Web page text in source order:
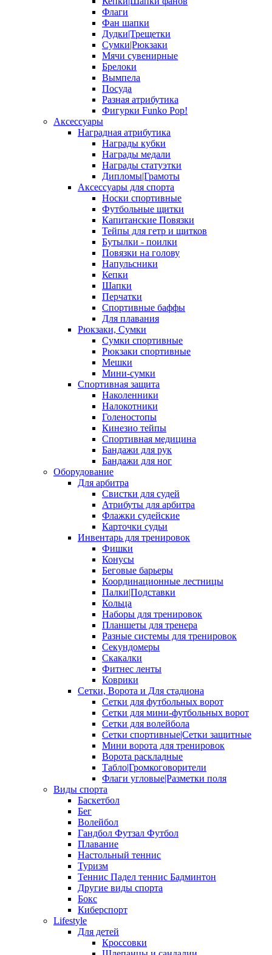
Флаги
Фан шапки
Дудки|Трещетки
Сумки|Рюкзаки
Мячи сувенирные
Брелоки
Вымпела
Посуда
Разная атрибутика
Фигурки Funko Pop!
Аксессуары
Наградная атрибутика
Награды кубки
Награды медали
Награды статуэтки
Дипломы|Грамоты
Аксессуары для спорта
Носки спортивные
Футбольные щитки
Капитанские Повязки
Тейпы для гетр и щитков
Бутылки - поилки
Повязки на голову
Напульсники
Кепки
Шапки
Перчатки
Спортивные баффы
Для плавания
Рюкзаки, Сумки
Сумки спортивные
Рюкзаки спортивные
Мешки
Мини-сумки
Спортивная защита
Наколенники
Налокотники
Голеностопы
Кинезио тейпы
Спортивная медицина
Бандажи для рук
Бандажи для ног
Оборудование
Для арбитра
Свистки для судей
Атрибуты для арбитра
Флажки судейские
Карточки судьи
Инвентарь для тренировок
Фишки
Конусы
Беговые барьеры
Координационные лестницы
Палки|Подставки
Кольца
Наборы для тренировок
Планшеты для тренера
Разные системы для тренировок
Секундомеры
Скакалки
Фитнес ленты
Коврики
Сетки, Ворота и Для стадиона
Сетки для футбольных ворот
Сетки для мини-футбольных ворот
Сетки для волейбола
Сетки спортивные|Сетки защитные
Мини ворота для тренировок
Ворота раскладные
Табло|Громкоговорители
Флаги угловые|Разметки поля
Виды спорта
Баскетбол
Бег
Волейбол
Гандбол Футзал Футбол
Плавание
Настольный теннис
Туризм
Теннис Падел теннис Бадминтон
Другие виды спорта
Бокс
Киберспорт
Lifestyle
Для детей
Кроссовки